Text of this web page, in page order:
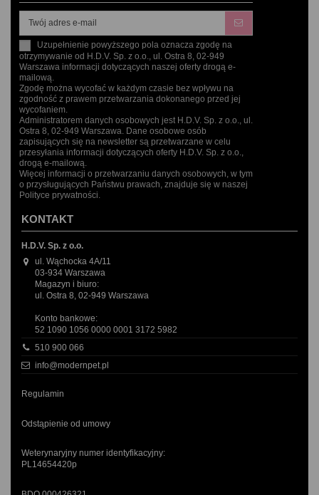
Uzupełnienie powyższego pola oznacza zgodę na
otrzymywanie od H.D.V. Sp. z o.o., ul. Ostra 8, 02-949
Warszawa informacji dotyczących naszej oferty drogą e-
mailową.
Zgodę można wycofać w każdym czasie bez wpływu na
zgodność z prawem przetwarzania dokonanego przed jej
wycofaniem.
Administratorem danych osobowych jest H.D.V. Sp. z o.o., ul.
Ostra 8, 02-949 Warszawa. Dane osobowe osób
zapisujących się na newsletter są przetwarzane w celu
przesyłania informacji dotyczących oferty H.D.V. Sp. z o.o.,
drogą e-mailową.
Więcej informacji o przetwarzaniu danych osobowych, w tym
o przysługujących Państwu prawach, znajduje się w naszej
Polityce prywatności.
KONTAKT
H.D.V. Sp. z o.o.
ul. Wąchocka 4A/11
03-934 Warszawa
Magazyn i biuro:
ul. Ostra 8, 02-949 Warszawa
Konto bankowe:
52 1090 1056 0000 0001 3172 5982
510 900 066
info@modernpet.pl
Regulamin
Odstąpienie od umowy
Weterynaryjny numer identyfikacyjny:
PL14654420p